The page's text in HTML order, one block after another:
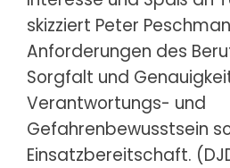
skizziert Peter
Anforderungen des
Sorgfalt und
Verantwortungs- und
Gefahrenbewusstsein
Einsatzbereitschaft.